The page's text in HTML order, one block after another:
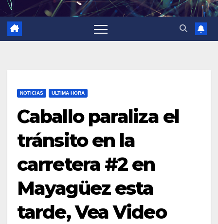
NOTICIAS ULTIMA HORA
Caballo paraliza el
tránsito en la
carretera #2 en
Mayagüez esta
tarde, Vea Video